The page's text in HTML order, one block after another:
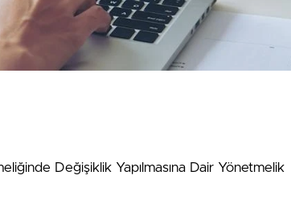
Değişiklik Yapılmasına Dair Yönetmelik